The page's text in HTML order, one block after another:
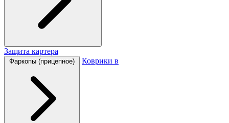
Защита картера
Фаркопы (прицепное) Коврики в